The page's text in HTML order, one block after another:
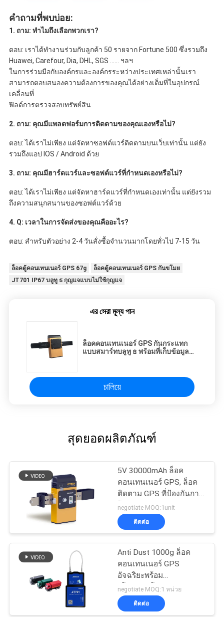
คำถามที่พบบ่อย:
1. ถาม: ทำไมถึงเลือกพวกเรา?
ตอบ: เราได้ทำงานร่วมกับลูกค้า 50 รายจาก Fortune 500 ซึ่งรวมถึง
Huawei, Carefour, Dia, DHL, SGS ...... ฯลฯ
ในการร่วมมือกับองค์กรและองค์กรระหว่างประเทศเหล่านั้นเรา
สามารถตอบสนองความต้องการของคุณได้อย่างเต็มที่ในอุปกรณ์
เคลื่อนที่
ฟิลด์การตรวจสอบทรัพย์สิน
2. ถาม: คุณมีแพลตฟอร์มการติดตามของคุณเองหรือไม่?
ตอบ: ได้เราไม่เพียง แต่จัดหาซอฟต์แวร์ติดตามบนเว็บเท่านั้น แต่ยัง
รวมถึงแอป IOS / Android ด้วย
3. ถาม: คุณมีฮาร์ดแวร์และซอฟต์แวร์ที่กำหนดเองหรือไม่?
ตอบ: ได้เราไม่เพียง แต่จัดหาฮาร์ดแวร์ที่กำหนดเองเท่านั้น แต่ยังรวม
ถึงความสนุกสนานของซอฟต์แวร์ด้วย
4. Q: เวลาในการจัดส่งของคุณคืออะไร?
ตอบ: สำหรับตัวอย่าง 2-4 วันสั่งซื้อจำนวนมากโดยทั่วไป 7-15 วัน
ล็อคตู้คอนเทนเนอร์ GPS 67g
ล็อคตู้คอนเทนเนอร์ GPS กันขโมย
JT701 IP67 บลูทู ธ กุญแจแบบไม่ใช้กุญแจ
এর সেরা মূল্য পান
ล็อคคอนเทนเนอร์ GPS กันกระแทก
แบบสมาร์ทบลูทู ธ พร้อมที่เก็บข้อมูล
চালিয়ে
สุดยอดผลิตภัณฑ์
5V 30000mAh ล็อค
คอนเทนเนอร์ GPS, ล็อค
ติดตาม GPS ที่ป้องกันการ
โจรกรรม
negotiate MOQ:1unit
ติดต่อ
Anti Dust 1000g ล็อค
คอนเทนเนอร์ GPS
อัจฉริยะพร้อม
รีโมทคอนโทรล
negotiate MOQ:1 หน่วย
ติดต่อ